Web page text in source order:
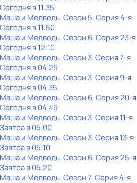
Сегодня в 11:35
Маша и Медведь. Сезон 5. Серия 4-я
Сегодня в 11:50
Маша и Медведь. Сезон 6. Серия 23-я
Сегодня в 12:10
Маша и Медведь. Сезон 3. Серия 7-я
Сегодня в 04:25
Маша и Медведь. Сезон 3. Серия 9-я
Сегодня в 04:35
Маша и Медведь. Сезон 6. Серия 20-я
Сегодня в 04:45
Маша и Медведь. Сезон 3. Серия 11-я
Завтра в 05:00
Маша и Медведь. Сезон 3. Серия 13-я
Завтра в 05:10
Маша и Медведь. Сезон 6. Серия 25-я
Завтра в 05:20
Маша и Медведь. Сезон 7. Серия 4-я